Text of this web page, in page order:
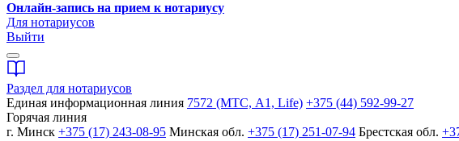
Онлайн-запись на прием к нотариусу
Для нотариусов
Выйти
Раздел для нотариусов
Единая информационная линия 7572 (МТС, A1, Life) +375 (44) 592-99-27
Горячая линия
г. Минск +375 (17) 243-08-95 Минская обл. +375 (17) 251-07-94 Брестская обл.